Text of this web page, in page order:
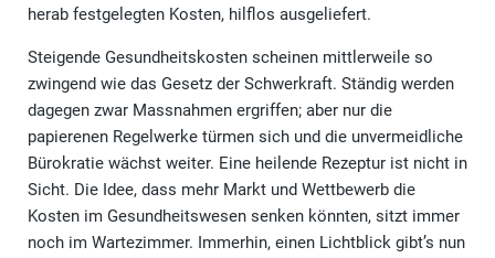
herab festgelegten Kosten, hilflos ausgeliefert.
Steigende Gesundheitskosten scheinen mittlerweile so
zwingend wie das Gesetz der Schwerkraft. Ständig werden
dagegen zwar Massnahmen ergriffen; aber nur die
papierenen Regelwerke türmen sich und die unvermeidliche
Bürokratie wächst weiter. Eine heilende Rezeptur ist nicht in
Sicht. Die Idee, dass mehr Markt und Wettbewerb die
Kosten im Gesundheitswesen senken könnten, sitzt immer
noch im Wartezimmer. Immerhin, einen Lichtblick gibt’s nun